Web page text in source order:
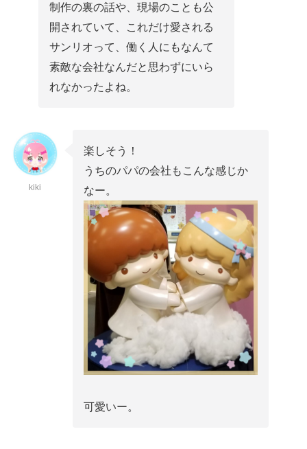
制作の裏の話や、現場のことも公
開されていて、これだけ愛される
サンリオって、働く人にもなんて
素敵な会社なんだと思わずにいら
れなかったよね。
kiki
楽しそう！
うちのパパの会社もこんな感じか
なー。
可愛いー。